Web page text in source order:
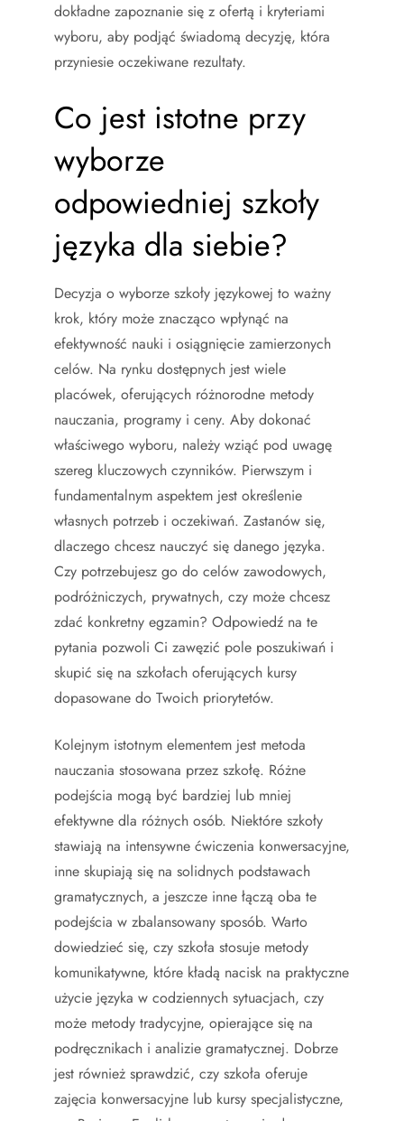
dokładne zapoznanie się z ofertą i kryteriami
wyboru, aby podjąć świadomą decyzję, która
przyniesie oczekiwane rezultaty.
Co jest istotne przy
wyborze
odpowiedniej szkoły
języka dla siebie?
Decyzja o wyborze szkoły językowej to ważny
krok, który może znacząco wpłynąć na
efektywność nauki i osiągnięcie zamierzonych
celów. Na rynku dostępnych jest wiele
placówek, oferujących różnorodne metody
nauczania, programy i ceny. Aby dokonać
właściwego wyboru, należy wziąć pod uwagę
szereg kluczowych czynników. Pierwszym i
fundamentalnym aspektem jest określenie
własnych potrzeb i oczekiwań. Zastanów się,
dlaczego chcesz nauczyć się danego języka.
Czy potrzebujesz go do celów zawodowych,
podróżniczych, prywatnych, czy może chcesz
zdać konkretny egzamin? Odpowiedź na te
pytania pozwoli Ci zawęzić pole poszukiwań i
skupić się na szkołach oferujących kursy
dopasowane do Twoich priorytetów.
Kolejnym istotnym elementem jest metoda
nauczania stosowana przez szkołę. Różne
podejścia mogą być bardziej lub mniej
efektywne dla różnych osób. Niektóre szkoły
stawiają na intensywne ćwiczenia konwersacyjne,
inne skupiają się na solidnych podstawach
gramatycznych, a jeszcze inne łączą oba te
podejścia w zbalansowany sposób. Warto
dowiedzieć się, czy szkoła stosuje metody
komunikatywne, które kładą nacisk na praktyczne
użycie języka w codziennych sytuacjach, czy
może metody tradycyjne, opierające się na
podręcznikach i analizie gramatycznej. Dobrze
jest również sprawdzić, czy szkoła oferuje
zajęcia konwersacyjne lub kursy specjalistyczne,